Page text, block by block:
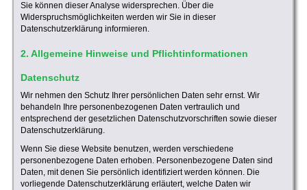
Sie können dieser Analyse widersprechen. Über die
Widerspruchsmöglichkeiten werden wir Sie in dieser
Datenschutzerklärung informieren.
2. Allgemeine Hinweise und Pflichtinformationen
Datenschutz
Wir nehmen den Schutz Ihrer persönlichen Daten sehr ernst. Wir
behandeln Ihre personenbezogenen Daten vertraulich und
entsprechend der gesetzlichen Datenschutzvorschriften sowie dieser
Datenschutzerklärung.
Wenn Sie diese Website benutzen, werden verschiedene
personenbezogene Daten erhoben. Personenbezogene Daten sind
Daten, mit denen Sie persönlich identifiziert werden können. Die
vorliegende Datenschutzerklärung erläutert, welche Daten wir